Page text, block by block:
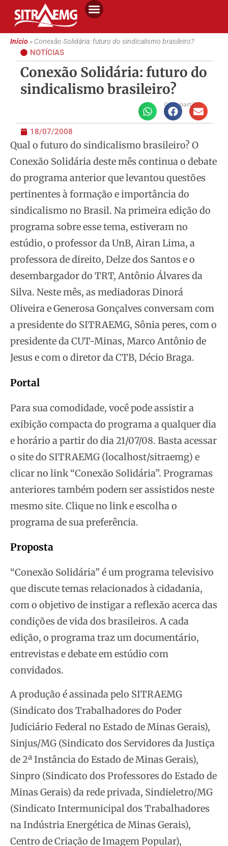
Início» Conexão Solidária: futuro do sindicalismo brasileiro?
NOTÍCIAS
Conexão Solidária: futuro do
sindicalismo brasileiro?
Compartilhe
18/07/2008
Qual o futuro do sindicalismo brasileiro? O
Conexão Solidária deste mês continua o debate
do programa anterior que levantou questões
pertinentes à formação e importância do
sindicalismo no Brasil. Na primeira edição do
programa sobre esse tema, estiveram no
estúdio, o professor da UnB, Airan Lima, a
professora de direito, Delze dos Santos e o
desembargador do TRT, Antônio Álvares da
Silva. Neste mês, as mediadoras Dinorá
Oliveira e Generosa Gonçalves conversam com
a presidente do SITRAEMG, Sônia peres, com o
presidente da CUT-Minas, Marco Antônio de
Jesus e com o diretor da CTB, Décio Braga.
Portal
Para sua comodidade, você pode assistir a
exibição compacta do programa a qualquer dia
e horário a partir do dia 21/07/08. Basta acessar
o site do SITRAEMG (localhost/sitraemg) e
clicar no link “Conexão Solidária”. Programas
anteriores também podem ser assistidos neste
mesmo site. Clique no link e escolha o
programa de sua preferência.
Proposta
“Conexão Solidária” é um programa televisivo
que discute temas relacionados à cidadania,
com o objetivo de instigar a reflexão acerca das
condições de vida dos brasileiros. A cada
edição, o programa traz um documentário,
entrevistas e debate em estúdio com
convidados.
A produção é assinada pelo SITRAEMG
(Sindicato dos Trabalhadores do Poder
Judiciário Federal no Estado de Minas Gerais),
Sinjus/MG (Sindicato dos Servidores da Justiça
de 2ª Instância do Estado de Minas Gerais),
Sinpro (Sindicato dos Professores do Estado de
Minas Gerais) da rede privada, Sindieletro/MG
(Sindicato Intermunicipal dos Trabalhadores
na Indústria Energética de Minas Gerais),
Centro de Criação de Imagem Popular),